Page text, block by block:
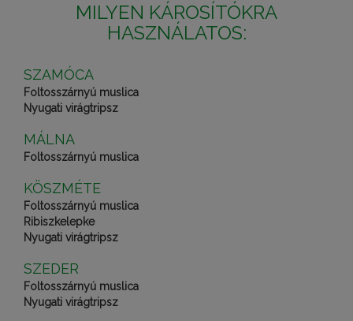
MILYEN KÁROSÍTÓKRA
HASZNÁLATOS:
SZAMÓCA
Foltosszárnyú muslica
Nyugati virágtripsz
MÁLNA
Foltosszárnyú muslica
KÖSZMÉTE
Foltosszárnyú muslica
Ribiszkelepke
Nyugati virágtripsz
SZEDER
Foltosszárnyú muslica
Nyugati virágtripsz